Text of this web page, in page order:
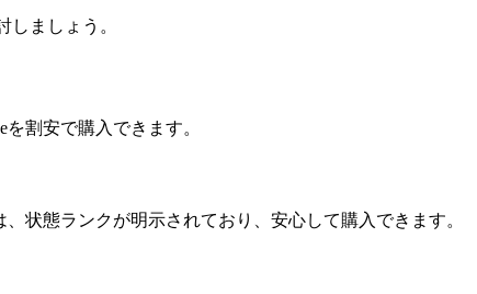
ましょう。
割安で購入できます。
状態ランクが明示されており、安心して購入できます。